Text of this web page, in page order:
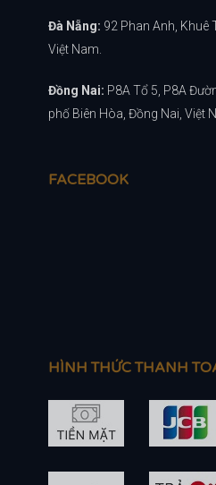
Đà Nẵng: 92 Phan Anh, Khuê
Việt Nam.
Đồng Nai: P8A Tổ 5, P8A
phố Biên Hòa, Đồng Nai, Việt
FACEBOOK
HÌNH THỨC THANH